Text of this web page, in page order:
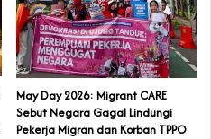
May Day 2026: Migrant CARE
Sebut Negara Gagal Lindungi
Pekerja Migran dan Korban TPPO